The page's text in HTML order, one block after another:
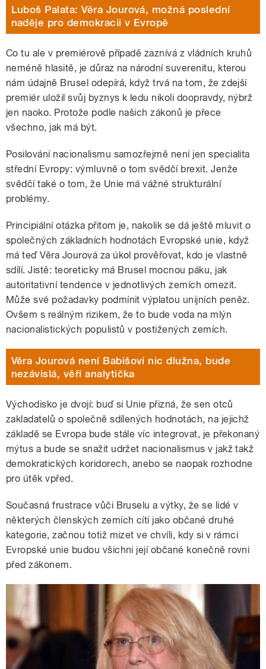
Luboš Palata: Věra Jourová, možná poslední
naděje pro demokracii v Evropě
Co tu ale v premiérově případě zaznívá z vládních kruhů
neméně hlasitě, je důraz na národní suverenitu, kterou
nám údajně Brusel odepírá, když trvá na tom, že zdejší
premiér uložil svůj byznys k ledu nikoli doopravdy, nýbrž
jen naoko. Protože podle našich zákonů je přece
všechno, jak má být.
Posilování nacionalismu samozřejmě není jen specialita
střední Evropy: výmluvně o tom svědčí brexit. Jenže
svědčí také o tom, že Unie má vážné strukturální
problémy.
Principiální otázka přitom je, nakolik se dá ještě mluvit o
společných základních hodnotách Evropské unie, když
má teď Věra Jourová za úkol prověřovat, kdo je vlastně
sdílí. Jistě: teoreticky má Brusel mocnou páku, jak
autoritativní tendence v jednotlivých zemích omezit.
Může své požadavky podmínit výplatou unijních peněz.
Ovšem s reálným rizikem, že to bude voda na mlýn
nacionalistických populistů v postižených zemích.
Věra Jourová není Babišovi nic dlužna, bude
nezávislá, věří analytička
Východisko je dvojí: buď si Unie přizná, že sen otců
zakladatelů o společně sdílených hodnotách, na jejichž
základě se Evropa bude stále víc integrovat, je překonaný
mýtus a bude se snažit udržet nacionalismus v jakž takž
demokratických koridorech, anebo se naopak rozhodne
pro útěk vpřed.
Současná frustrace vůči Bruselu a výtky, že se lidé v
některých členských zemích cítí jako občané druhé
kategorie, začnou totiž mizet ve chvíli, kdy si v rámci
Evropské unie budou všichni její občané konečně rovni
před zákonem.